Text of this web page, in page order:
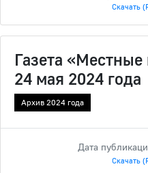
Скачать
Газета
24 мая 2024 года
Архив 2024 года
Дата
Скачать